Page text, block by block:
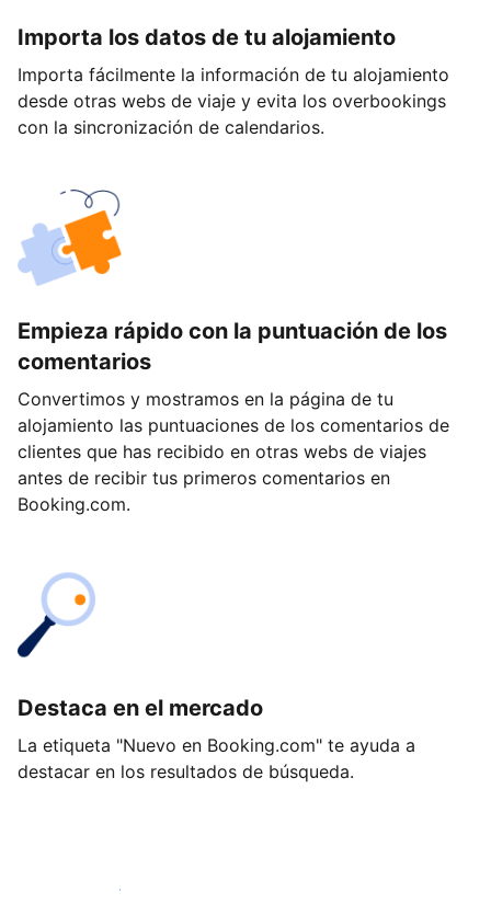
Importa los datos de tu alojamiento
Importa fácilmente la información de tu alojamiento
desde otras webs de viaje y evita los overbookings
con la sincronización de calendarios.
Empieza rápido con la puntuación de los
comentarios
Convertimos y mostramos en la página de tu
alojamiento las puntuaciones de los comentarios de
clientes que has recibido en otras webs de viajes
antes de recibir tus primeros comentarios en
Booking.com.
Destaca en el mercado
La etiqueta "Nuevo en Booking.com" te ayuda a
destacar en los resultados de búsqueda.
Empieza hoy mismo